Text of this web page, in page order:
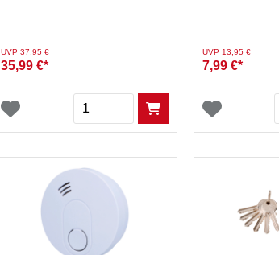
Preis reduziert von
UVP 37,95 €auf
35,99 €*
Menge
Preis reduziert von
UVP 13,95 €auf
7,99 €*